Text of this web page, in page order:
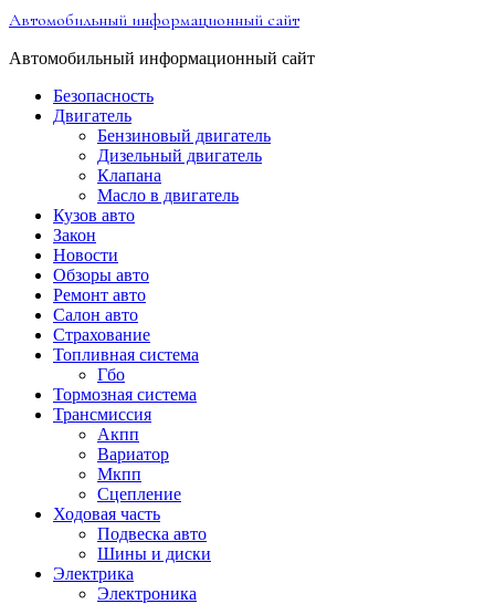
Перейти
содержимому
Автомобильный информационный сайт
Автомобильный информационный сайт
Безопасность
Двигатель
Бензиновый двигатель
Дизельный двигатель
Клапана
Масло в двигатель
Кузов авто
Закон
Новости
Обзоры авто
Ремонт авто
Салон авто
Страхование
Топливная система
Гбо
Тормозная система
Трансмиссия
Акпп
Вариатор
Мкпп
Сцепление
Ходовая часть
Подвеска авто
Шины и диски
Электрика
Электроника